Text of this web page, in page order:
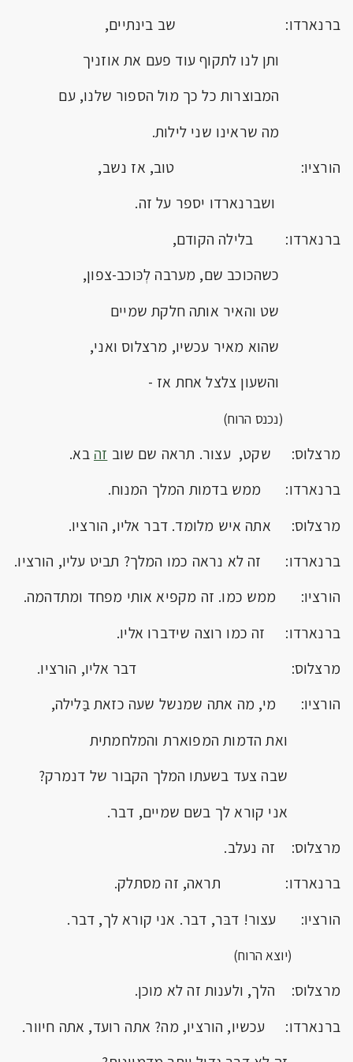
ברנארדו: שב בינתיים,
ותן לנו לתקוף עוד פעם את אוזניך
המבוצרות כל כך מול הספור שלנו, עם
מה שראינו שני לילות.
הורציו: טוב, אז נשב,
ושברנארדו יספר על זה.
ברנארדו: בלילה הקודם,
כשהכוכב שם, מערבה לְכּוכב-צפון,
שט והאיר אותה חלקת שמיים
שהוא מאיר עכשיו, מרצלוס ואני,
והשעון צלצל אחת אז -
(נכנס הרוח)
מרצלוס: שקט, עצור. תראה שם שוב זה בא.
ברנארדו: ממש בדמות המלך המנוח.
מרצלוס: אתה איש מלומד. דבר אליו, הורציו.
ברנארדו: זה לא נראה כמו המלך? תביט עליו, הורציו.
הורציו: ממש כמו. זה מקפיא אותי מפחד ומתדהמה.
ברנארדו: זה כמו רוצה שידברו אליו.
מרצלוס: דבר אליו, הורציו.
הורציו: מי, מה אתה שמנשל שעה כזאת בַּלילה,
ואת הדמות המפוארת והמלחמתית
שבה צעד בשעתו המלך הקבור של דנמרק?
אני קורא לך בשם שמיים, דבר.
מרצלוס: זה נעלב.
ברנארדו: תראה, זה מסתלק.
הורציו: עצור! דבּר, דבר. אני קורא לך, דבר.
(יוצא הרוח)
מרצלוס: הלך, ולענות זה לא מוכן.
ברנארדו: עכשיו, הורציו, מה? אתה רועד, אתה חיוור.